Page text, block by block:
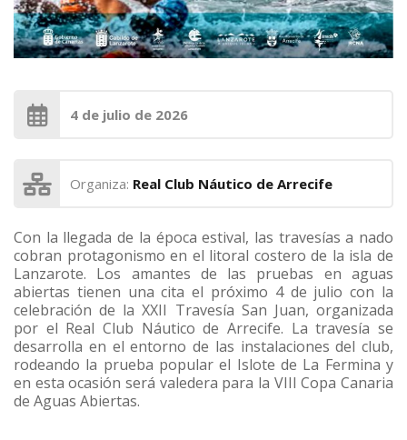
4 de julio de 2026
Organiza: Real Club Náutico de Arrecife
Con la llegada de la época estival, las travesías a nado
cobran protagonismo en el litoral costero de la isla de
Lanzarote. Los amantes de las pruebas en aguas
abiertas tienen una cita el próximo 4 de julio con la
celebración de la XXII Travesía San Juan, organizada
por el Real Club Náutico de Arrecife. La travesía se
desarrolla en el entorno de las instalaciones del club,
rodeando la prueba popular el Islote de La Fermina y
en esta ocasión será valedera para la VIII Copa Canaria
de Aguas Abiertas.